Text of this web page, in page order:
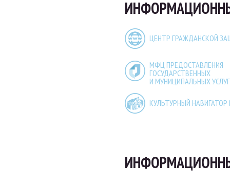
ЦЕНТР ГРАЖДАНСКОЙ
МФЦ ПРЕДОСТАВЛЕНИЯ
ГОСУДАРСТВЕННЫХ
И МУНИЦИПАЛЬНЫХ УСЛУГ
КУЛЬТУРНЫЙ